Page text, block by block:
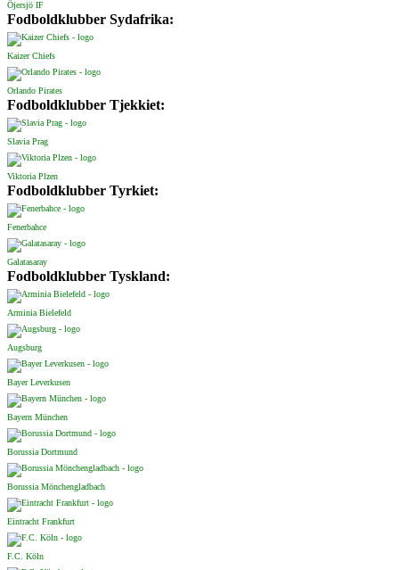
Öjersjö IF
Fodboldklubber Sydafrika:
Kaizer Chiefs
Orlando Pirates
Fodboldklubber Tjekkiet:
Slavia Prag
Viktoria Plzen
Fodboldklubber Tyrkiet:
Fenerbahce
Galatasaray
Fodboldklubber Tyskland:
Arminia Bielefeld
Augsburg
Bayer Leverkusen
Bayern München
Borussia Dortmund
Borussia Mönchengladbach
Eintracht Frankfurt
F.C. Köln